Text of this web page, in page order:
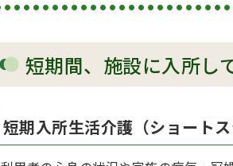
短期間、施設に入所し
短期入所生活介護（ショートス